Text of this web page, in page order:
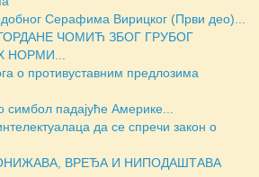
Серафима Вирицког (Први део)...
ЧОМИЋ ЗБОГ ГРУБОГ
НОРМИ...
о противуставним предлозима
симбол падајуће Америке...
да се спречи закон о
ВРЕЂА И НИПОДАШТАВА